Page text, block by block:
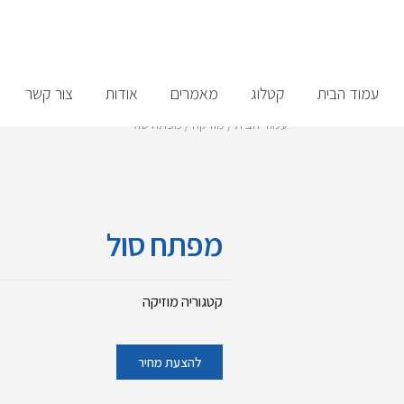
עמוד הבית קטלוג מאמרים אודות צור קשר
עמוד הבית/ מוזיקה / מפתח סול
מפתח סול
קטגוריהמוזיקה
להצעת מחיר